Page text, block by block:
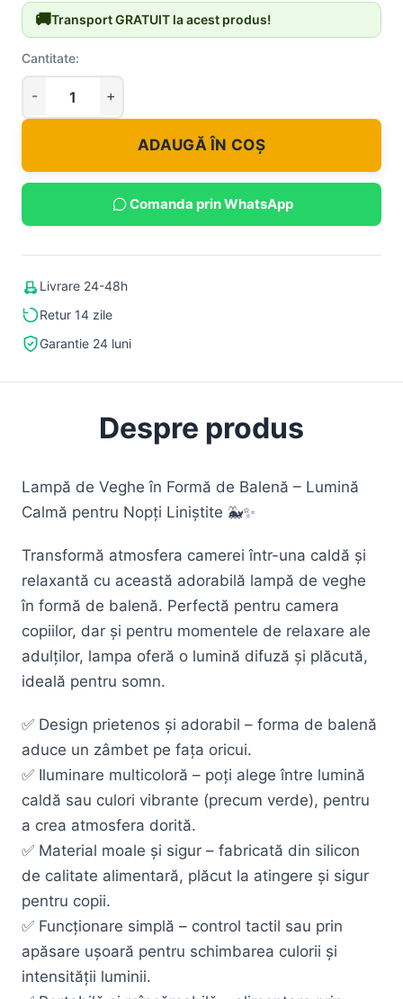
🚚Transport GRATUIT la acest produs!
Cantitate:
ADAUGĂ ÎN COȘ
Comanda prin WhatsApp
Livrare 24-48h
Retur 14 zile
Garantie 24 luni
Despre produs
Lampă de Veghe în Formă de Balenă – Lumină
Calmă pentru Nopți Liniștite 🐳✨
Transformă atmosfera camerei într-una caldă și
relaxantă cu această adorabilă lampă de veghe
în formă de balenă. Perfectă pentru camera
copiilor, dar și pentru momentele de relaxare ale
adulților, lampa oferă o lumină difuză și plăcută,
ideală pentru somn.
✅ Design prietenos și adorabil – forma de balenă
aduce un zâmbet pe fața oricui.
✅ Iluminare multicoloră – poți alege între lumină
caldă sau culori vibrante (precum verde), pentru
a crea atmosfera dorită.
✅ Material moale și sigur – fabricată din silicon
de calitate alimentară, plăcut la atingere și sigur
pentru copii.
✅ Funcționare simplă – control tactil sau prin
apăsare ușoară pentru schimbarea culorii și
intensității luminii.